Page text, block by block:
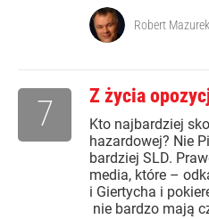
Robert Mazurek
Z życia
Kto najbardziej
hazardowej? Nie
bardziej SLD.
media, które –
i Giertycha i
nie bardzo mają
7